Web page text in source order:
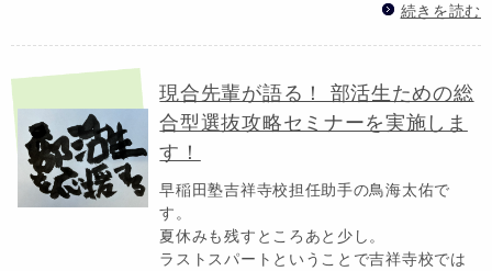
続きを読む
現合先輩が語る！ 部活生ための総
合型選抜攻略セミナーを実施しま
す！
早稲田塾吉祥寺校担任助手の鳥海太佑で
す。
夏休みも残すところあと少し。
ラストスパートということで吉祥寺校では